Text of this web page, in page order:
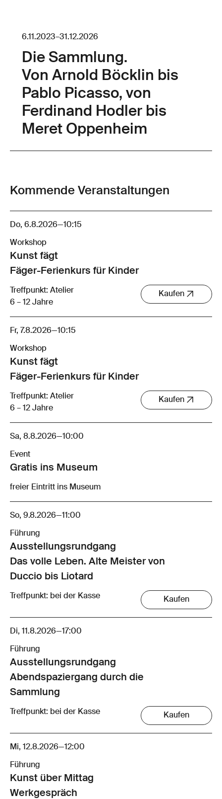
6.11.2023–31.12.2026
Die Sammlung.
Von Arnold Böcklin bis
Pablo Picasso, von
Ferdinand Hodler bis
Meret Oppenheim
Kommende Veranstaltungen
Do, 6.8.2026—10:15
Workshop
Kunst fägt
Fäger-Ferienkurs für Kinder
Treffpunkt: Atelier
6 – 12 Jahre
Kaufen
Fr, 7.8.2026—10:15
Workshop
Kunst fägt
Fäger-Ferienkurs für Kinder
Treffpunkt: Atelier
6 – 12 Jahre
Kaufen
Sa, 8.8.2026—10:00
Event
Gratis ins Museum
freier Eintritt ins Museum
So, 9.8.2026—11:00
Führung
Ausstellungsrund­gang
Das volle Leben. Alte Meister von
Duccio bis Liotard
Treffpunkt: bei der Kasse Kaufen
Di, 11.8.2026—17:00
Führung
Ausstellungsrund­gang
Abendspaziergang durch die
Sammlung
Treffpunkt: bei der Kasse Kaufen
Mi, 12.8.2026—12:00
Führung
Kunst über Mittag
Werkgespräch